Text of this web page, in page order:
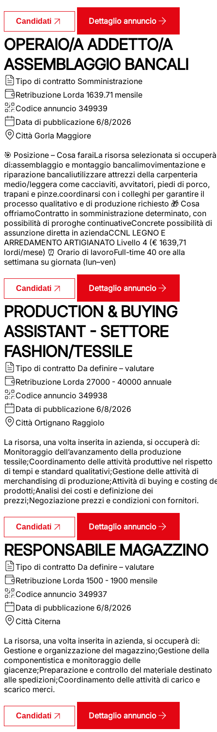
Candidati Dettaglio annuncio
OPERAIO/A ADDETTO/A
ASSEMBLAGGIO BANCALI
Tipo di contratto Somministrazione
Retribuzione Lorda 1639.71 mensile
Codice annuncio 349939
Data di pubblicazione 6/8/2026
Città Gorla Maggiore
🎯 Posizione – Cosa faraiLa risorsa selezionata si occuperà
di:assemblaggio e montaggio bancalimovimentazione e
riparazione bancaliutilizzare attrezzi della carpenteria
medio/leggera come cacciaviti, avvitatori, piedi di porco,
trapani e pinze.coordinarsi con i colleghi per garantire il
processo qualitativo e di produzione richiesto 🎁 Cosa
offriamoContratto in somministrazione determinato, con
possibilità di proroghe continuativeConcrete possibilità di
assunzione diretta in aziendaCCNL LEGNO E
ARREDAMENTO ARTIGIANATO Livello 4 (€ 1639,71
lordi/mese) ⏰ Orario di lavoroFull-time 40 ore alla
settimana su giornata (lun–ven)
Candidati Dettaglio annuncio
PRODUCTION & BUYING
ASSISTANT - SETTORE
FASHION/TESSILE
Tipo di contratto Da definire – valutare
Retribuzione Lorda 27000 - 40000 annuale
Codice annuncio 349938
Data di pubblicazione 6/8/2026
Città Ortignano Raggiolo
La risorsa, una volta inserita in azienda, si occuperà di:
Monitoraggio dell’avanzamento della produzione
tessile;Coordinamento delle attività produttive nel rispetto
di tempi e standard qualitativi;Gestione delle attività di
merchandising di produzione;Attività di buying e costing
prodotti;Analisi dei costi e definizione dei
prezzi;Negoziazione prezzi e condizioni con fornitori.
Candidati Dettaglio annuncio
RESPONSABILE MAGAZZINO
Tipo di contratto Da definire – valutare
Retribuzione Lorda 1500 - 1900 mensile
Codice annuncio 349937
Data di pubblicazione 6/8/2026
Città Citerna
La risorsa, una volta inserita in azienda, si occuperà di:
Gestione e organizzazione del magazzino;Gestione della
componentistica e monitoraggio delle
giacenze;Preparazione e controllo del materiale destinato
alle spedizioni;Coordinamento delle attività di carico e
scarico merci.
Candidati Dettaglio annuncio